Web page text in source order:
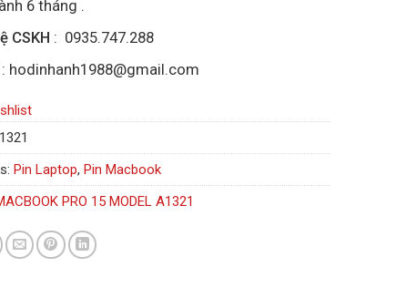
6 tháng .
CSKH : 0935.747.288
: hodinhanh1988@gmail.com
Pin Laptop, Pin Macbook
PRO 15 MODEL A1321